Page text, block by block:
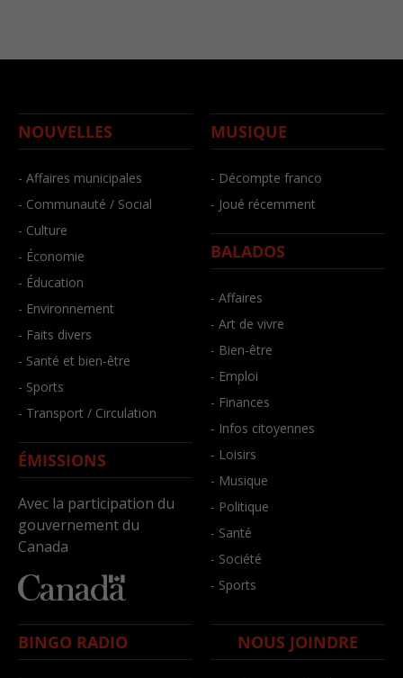
NOUVELLES
- Affaires municipales
- Communauté / Social
- Culture
- Économie
- Éducation
- Environnement
- Faits divers
- Santé et bien-être
- Sports
- Transport / Circulation
ÉMISSIONS
Avec la participation du
gouvernement du
Canada
MUSIQUE
- Décompte franco
- Joué récemment
BALADOS
- Affaires
- Art de vivre
- Bien-être
- Emploi
- Finances
- Infos citoyennes
- Loisirs
- Musique
- Politique
- Santé
- Société
- Sports
BINGO RADIO NOUS JOINDRE